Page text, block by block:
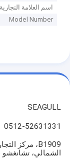
اسم العلامة التجارية
Model Number
SEAGULL
0512-52631331
الشمالي،